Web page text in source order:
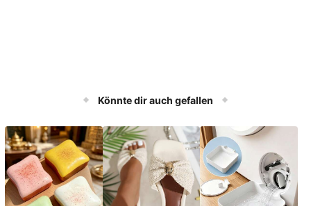
Könnte dir auch gefallen